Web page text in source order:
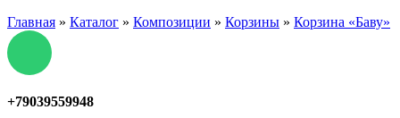
Главная » Каталог » Композиции » Корзины » Корзина «Баву»
+79039559948